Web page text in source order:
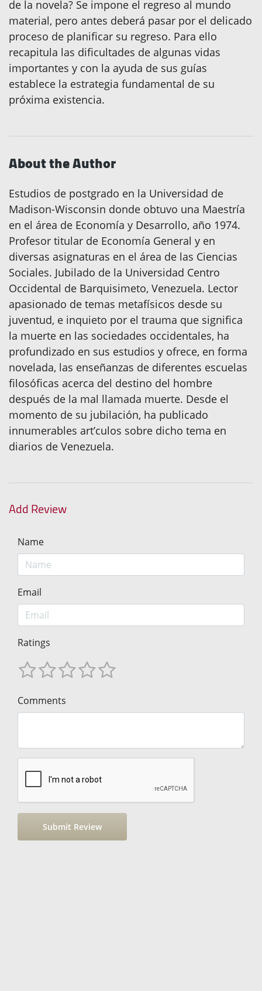
de la novela? Se impone el regreso al mundo
material, pero antes deberá pasar por el delicado
proceso de planificar su regreso. Para ello
recapitula las dificultades de algunas vidas
importantes y con la ayuda de sus guías
establece la estrategia fundamental de su
próxima existencia.
About the Author
Estudios de postgrado en la Universidad de
Madison-Wisconsin donde obtuvo una Maestría
en el área de Economía y Desarrollo, año 1974.
Profesor titular de Economía General y en
diversas asignaturas en el área de las Ciencias
Sociales. Jubilado de la Universidad Centro
Occidental de Barquisimeto, Venezuela. Lector
apasionado de temas metafísicos desde su
juventud, e inquieto por el trauma que significa
la muerte en las sociedades occidentales, ha
profundizado en sus estudios y ofrece, en forma
novelada, las enseñanzas de diferentes escuelas
filosóficas acerca del destino del hombre
después de la mal llamada muerte. Desde el
momento de su jubilación, ha publicado
innumerables art’culos sobre dicho tema en
diarios de Venezuela.
Add Review
Name
Email
Ratings
Comments